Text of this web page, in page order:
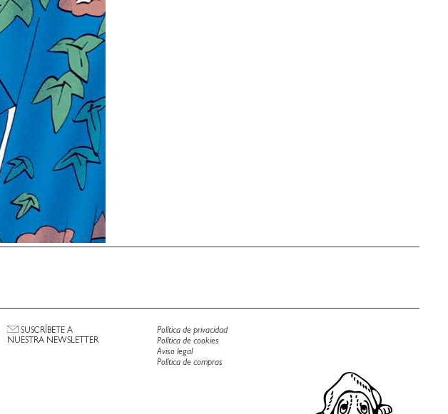
SUSCRÍBETE A
NUESTRA NEWSLETTER
Política de privacidad
Política de cookies
Aviso legal
Política de compras